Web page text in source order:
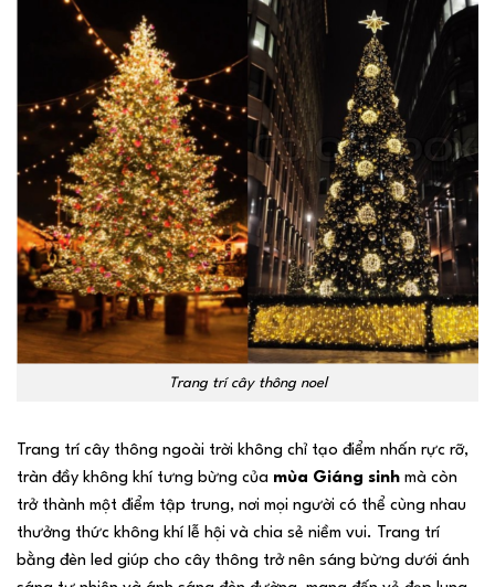
Trang trí cây thông noel
Trang trí cây thông ngoài trời không chỉ tạo điểm nhấn rực rỡ,
tràn đầy không khí tưng bừng của mùa Giáng sinh mà còn
trở thành một điểm tập trung, nơi mọi người có thể cùng nhau
thưởng thức không khí lễ hội và chia sẻ niềm vui. Trang trí
bằng đèn led giúp cho cây thông trở nên sáng bừng dưới ánh